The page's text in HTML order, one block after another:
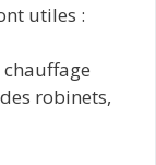
utiles :
robinets,